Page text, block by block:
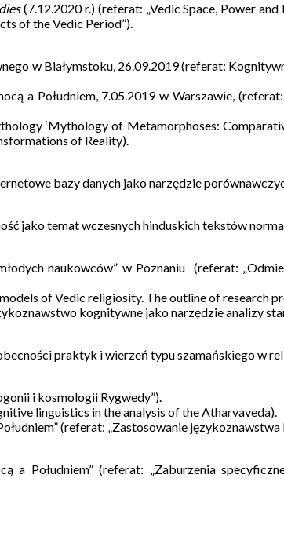
(7.12.2020 r.) (referat: „Vedic Space, Power
of the Vedic Period”).
w Białymstoku, 26.09.2019 (referat:
a Południem, 7.05.2019 w Warszawie,
‘Mythology of Metamorphoses:
of Reality).
bazy danych jako narzędzie
jako temat wczesnych hinduskich tekstów
naukowców” w Poznaniu (referat:
of Vedic religiosity. The outline of research
kognitywne jako narzędzie analizy
praktyk i wierzeń typu szamańskiego w
i kosmologii Rygwedy”).
linguistics in the analysis of the Atharvaveda).
(referat: „Zastosowanie
a Południem” (referat: „Zaburzenia